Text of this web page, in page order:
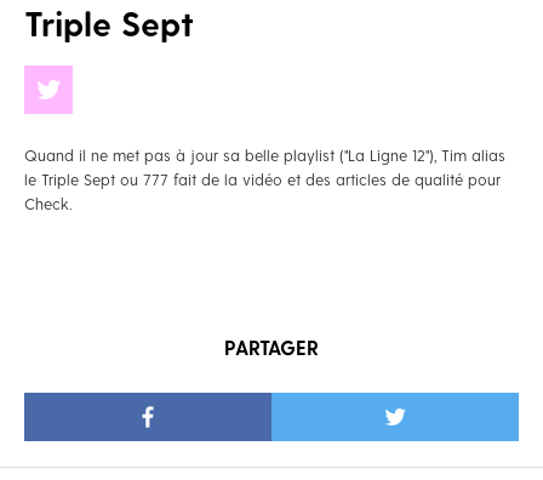
Triple Sept
Quand il ne met pas à jour sa belle playlist ("La Ligne 12"), Tim alias
le Triple Sept ou 777 fait de la vidéo et des articles de qualité pour
Check.
PARTAGER